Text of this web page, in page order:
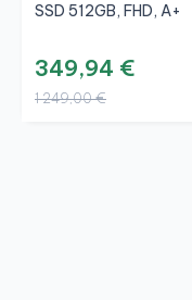
SSD 512GB, FHD, A+
349,94 €
1 249,00 €